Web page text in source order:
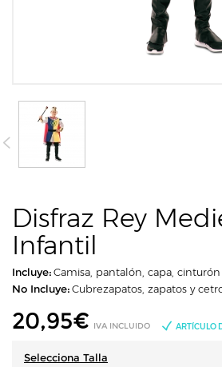
Disfraz Rey
Infantil
Incluye:Camisa, pantalón, capa,
No Incluye:Cubrezapatos, zapatos y
20,95€ IVA INCLUIDO ARTÍCULO
Selecciona Talla